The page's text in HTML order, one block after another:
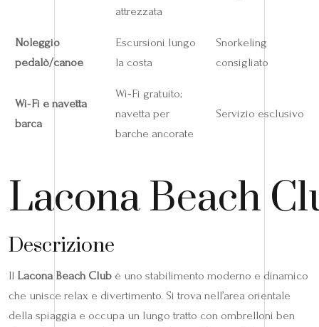
attrezzata
Noleggio
pedalò/canoe
Escursioni lungo
la costa
Snorkeling
consigliato
Wi‑Fi e navetta
barca
Wi‑Fi gratuito;
navetta per
barche ancorate
Servizio esclusivo
Lacona Beach
Descrizione
Il Lacona Beach Club è uno stabilimento moderno e dinamico
che unisce relax e divertimento. Si trova nell’area orientale
della spiaggia e occupa un lungo tratto con ombrelloni ben